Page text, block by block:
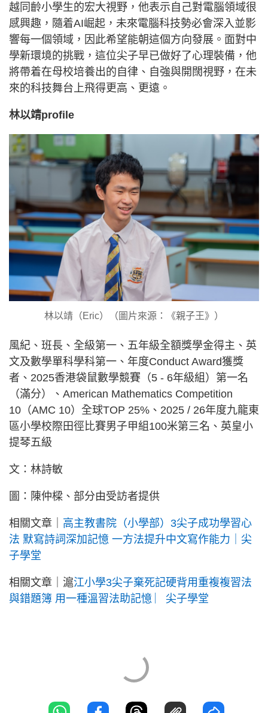
越同齡小學生的宏大視野，他表示自己對電腦領域很
感興趣，隨着AI崛起，未來電腦科技勢必會深入並影
響每一個領域，因此希望能朝這個方向發展。面對中
學新環境的挑戰，這位尖子早已做好了心理裝備，他
將帶着在母校培養出的自律、自強與開闊視野，在未
來的科技舞台上飛得更高、更遠。
林以靖profile
林以靖（Eric）（圖片來源：《親子王》）
風紀、班長、全級第一、五年級全額獎學金得主、英
文及數學單科學科第一、年度Conduct Award獲獎
者、2025香港袋鼠數學競賽（5 - 6年級組）第一名
（滿分）、American Mathematics Competition
10（AMC 10）全球TOP 25%、2025 / 26年度九龍東
區小學校際田徑比賽男子甲組100米第三名、英皇小
提琴五級
文：林詩敏
圖：陳仲樑、部分由受訪者提供
相關文章｜ 高主教書院（小學部）3尖子成功學習心
法 默寫詩詞深加記憶 一方法提升中文寫作能力｜尖
子學堂
相關文章｜滬江小學3尖子棄死記硬背用重複複習法
與錯題簿 用一種溫習法助記憶 ︳尖子學堂